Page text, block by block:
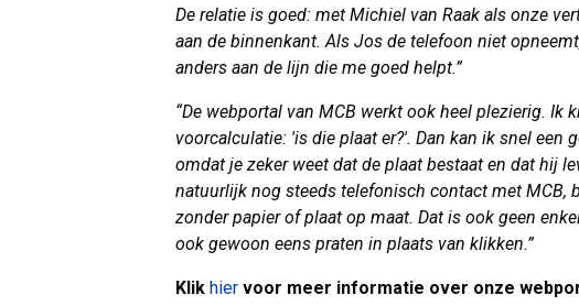
De relatie is goed: met Michiel van Raak als onze
aan de binnenkant. Als Jos de telefoon niet
anders aan de lijn die me goed helpt.”
“De webportal van MCB werkt ook heel plezierig. Ik
voorcalculatie: 'is die plaat er?'. Dan kan ik snel een
omdat je zeker weet dat de plaat bestaat en dat hij
natuurlijk nog steeds telefonisch contact met MCB,
zonder papier of plaat op maat. Dat is ook geen
ook gewoon eens praten in plaats van klikken.”
Klik hier voor meer informatie over onze